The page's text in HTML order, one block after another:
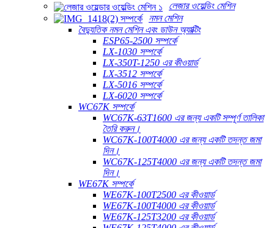
লেজার ওয়েল্ডিং মেশিন
নমন মেশিন
বৈদ্যুতিক নমন মেশিন এবং ডাউন অ্যাক্টিং
ESP65-2500 সম্পর্কে
LX-1030 সম্পর্কে
LX-350T-1250 এর কীওয়ার্ড
LX-3512 সম্পর্কে
LX-5016 সম্পর্কে
LX-6020 সম্পর্কে
WC67K সম্পর্কে
WC67K-63T1600 এর জন্য একটি সম্পূর্ণ তালিকা
তৈরি করুন।
WC67K-100T4000 এর জন্য একটি তদন্ত জমা
দিন।
WC67K-125T4000 এর জন্য একটি তদন্ত জমা
দিন।
WE67K সম্পর্কে
WE67K-100T2500 এর কীওয়ার্ড
WE67K-100T4000 এর কীওয়ার্ড
WE67K-125T3200 এর কীওয়ার্ড